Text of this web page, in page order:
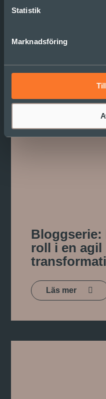
Statistik
Marknadsföring
Bloggserie:
roll i en agil
Läs mer